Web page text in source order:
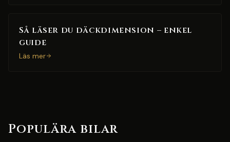
Så läser du däckdimension – enkel
guide
Läs mer
Populära bilar